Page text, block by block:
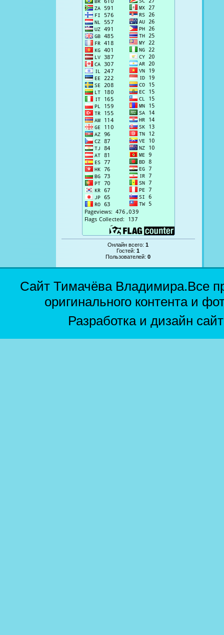
Онлайн всего:1
Гостей:1
Пользователей:0
Сайт Тимачёва Владимира.Все
оригинального контента и
Разработка и дизайн